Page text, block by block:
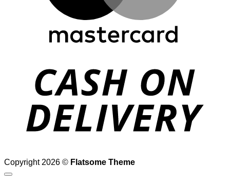
Copyright 2026 © Flatsome Theme